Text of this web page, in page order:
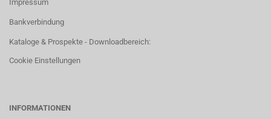
Impressum
Bankverbindung
Kataloge & Prospekte - Downloadbereich:
Cookie Einstellungen
INFORMATIONEN